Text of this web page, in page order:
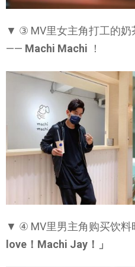
▼ ③ MV里女主角打工的奶
—— Machi Machi ！
▼ ④ MV里男主角购买饮料
love！Machi Jay！」